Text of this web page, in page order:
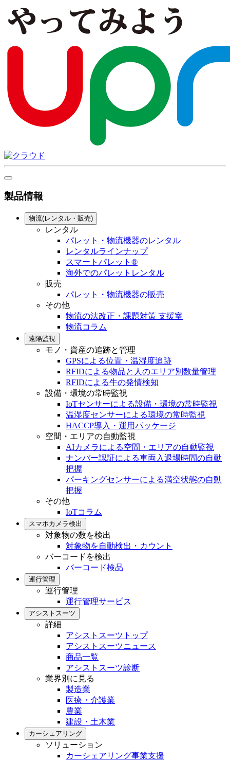
製品情報
物流(レンタル・販売)
レンタル
パレット・物流機器のレンタル
レンタルラインナップ
スマートパレット®
海外でのパレットレンタル
販売
パレット・物流機器の販売
その他
物流の法改正・課題対策 支援室
物流コラム
遠隔監視
モノ・資産の追跡と管理
GPSによる位置・温湿度追跡
RFIDによる物品と人のエリア別数量管理
RFIDによる牛の発情検知
設備・環境の常時監視
IoTセンサーによる設備・環境の常時監視
温湿度センサーによる環境の常時監視
HACCP導入・運用パッケージ
空間・エリアの自動監視
AIカメラによる空間・エリアの自動監視
ナンバー認証による車両入退場時間の自動
把握
パーキングセンサーによる満空状態の自動
把握
その他
IoTコラム
スマホカメラ検出
対象物の数を検出
対象物を自動検出・カウント
バーコードを検出
バーコード検品
運行管理
運行管理
運行管理サービス
アシストスーツ
詳細
アシストスーツトップ
アシストスーツニュース
商品一覧
アシストスーツ診断
業界別に見る
製造業
医療・介護業
農業
建設・土木業
カーシェアリング
ソリューション
カーシェアリング事業支援